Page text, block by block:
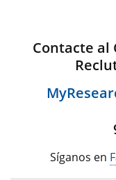
Contacte al
Síganos en